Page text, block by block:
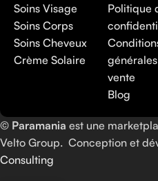
Soins Visage
Soins Corps
Soins Cheveux
Crème Solaire
Politique
vente
Blog
© Paramania est une
Velto Group. Conception et
Consulting